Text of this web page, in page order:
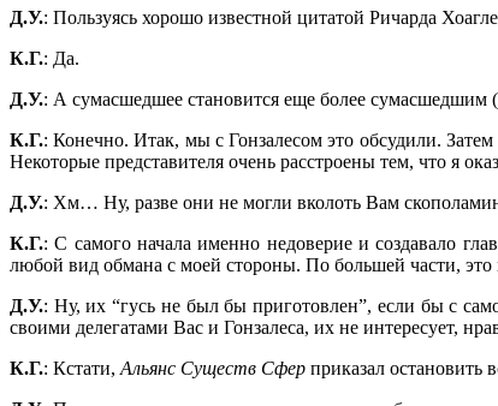
Д.У.: Пользуясь хорошо известной цитатой Ричарда
К.Г.: Да.
Д.У.: А сумасшедшее становится еще более сумасшедшим
К.Г.: Конечно. Итак, мы с Гонзалесом это обсудили. Затем
Некоторые представителя очень расстроены тем, что я
Д.У.: Хм… Ну, разве они не могли вколоть Вам
К.Г.: С самого начала именно недоверие и создавало
любой вид обмана с моей стороны. По большей части, это
Д.У.: Ну, их “гусь не был бы приготовлен”, если бы с
своими делегатами Вас и Гонзалеса, их не интересует,
К.Г.: Кстати,Альянс Существ Сфер приказал